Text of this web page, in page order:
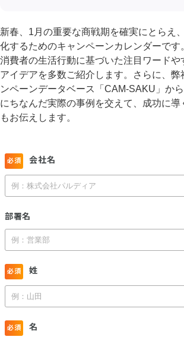
新春、1月の重要な商戦期を確実にとらえ
化するためのキャンペーンカレンダーです
消費者の生活行動に基づいた注目ワードや
アイデアを多数ご紹介します。さらに、弊
ンペーンデータベース「CAM-SAKU」か
にちなんだ実際の事例を交えて、成功に導
もお伝えします。